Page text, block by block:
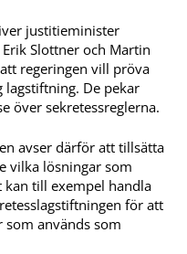
justitieminister
Slottner och Martin
regeringen vill pröva
De pekar
över sekretessreglerna.
avser därför att tillsätta
vilka lösningar som
kan till exempel handla
för att
används som